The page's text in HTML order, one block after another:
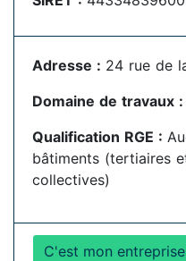
Adresse : 24 rue de
Domaine de travaux :
Qualification RGE :
bâtiments (tertiaires
collectives)
C'est mon entreprise